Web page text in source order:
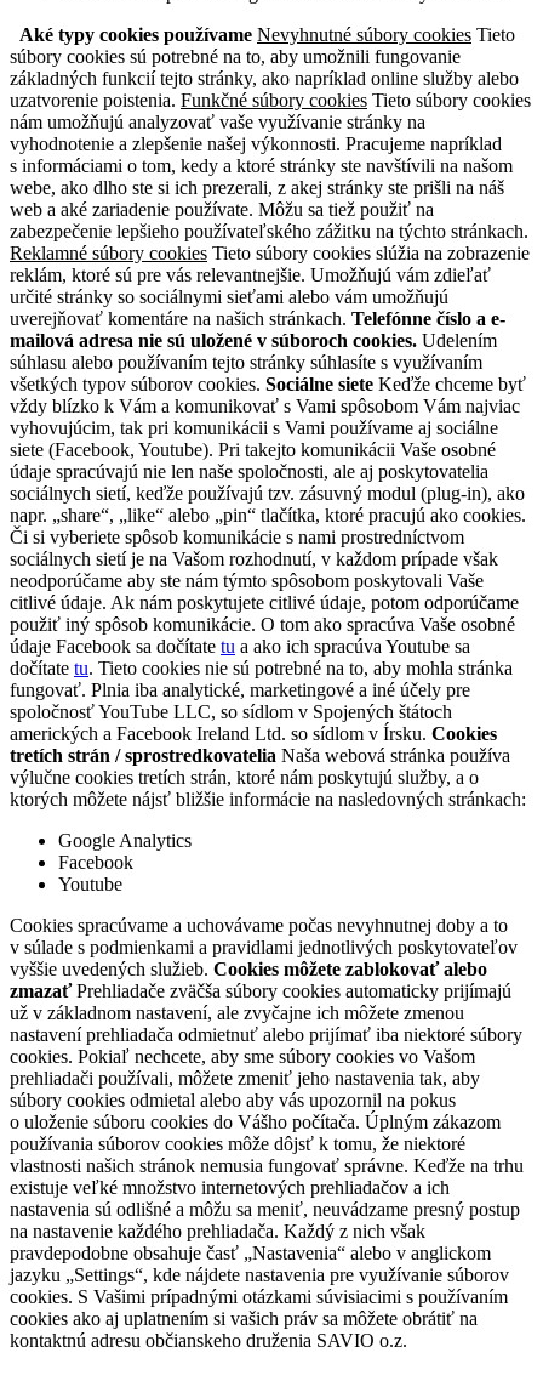
Aké typy cookies používame Nevyhnutné súbory cookies Tieto
súbory cookies sú potrebné na to, aby umožnili fungovanie
základných funkcií tejto stránky, ako napríklad online služby alebo
uzatvorenie poistenia. Funkčné súbory cookies Tieto súbory cookies
nám umožňujú analyzovať vaše využívanie stránky na
vyhodnotenie a zlepšenie našej výkonnosti. Pracujeme napríklad
s informáciami o tom, kedy a ktoré stránky ste navštívili na našom
webe, ako dlho ste si ich prezerali, z akej stránky ste prišli na náš
web a aké zariadenie používate. Môžu sa tiež použiť na
zabezpečenie lepšieho používateľského zážitku na týchto stránkach.
Reklamné súbory cookies Tieto súbory cookies slúžia na zobrazenie
reklám, ktoré sú pre vás relevantnejšie. Umožňujú vám zdieľať
určité stránky so sociálnymi sieťami alebo vám umožňujú
uverejňovať komentáre na našich stránkach. Telefónne číslo a e-
mailová adresa nie sú uložené v súboroch cookies. Udelením
súhlasu alebo používaním tejto stránky súhlasíte s využívaním
všetkých typov súborov cookies. Sociálne siete Keďže chceme byť
vždy blízko k Vám a komunikovať s Vami spôsobom Vám najviac
vyhovujúcim, tak pri komunikácii s Vami používame aj sociálne
siete (Facebook, Youtube). Pri takejto komunikácii Vaše osobné
údaje spracúvajú nie len naše spoločnosti, ale aj poskytovatelia
sociálnych sietí, keďže používajú tzv. zásuvný modul (plug-in), ako
napr. „share“, „like“ alebo „pin“ tlačítka, ktoré pracujú ako cookies.
Či si vyberiete spôsob komunikácie s nami prostredníctvom
sociálnych sietí je na Vašom rozhodnutí, v každom prípade však
neodporúčame aby ste nám týmto spôsobom poskytovali Vaše
citlivé údaje. Ak nám poskytujete citlivé údaje, potom odporúčame
použiť iný spôsob komunikácie. O tom ako spracúva Vaše osobné
údaje Facebook sa dočítate tu a ako ich spracúva Youtube sa
dočítate tu. Tieto cookies nie sú potrebné na to, aby mohla stránka
fungovať. Plnia iba analytické, marketingové a iné účely pre
spoločnosť YouTube LLC, so sídlom v Spojených štátoch
amerických a Facebook Ireland Ltd. so sídlom v Írsku. Cookies
tretích strán / sprostredkovatelia Naša webová stránka používa
výlučne cookies tretích strán, ktoré nám poskytujú služby, a o
ktorých môžete nájsť bližšie informácie na nasledovných stránkach:
Google Analytics
Facebook
Youtube
Cookies spracúvame a uchovávame počas nevyhnutnej doby a to
v súlade s podmienkami a pravidlami jednotlivých poskytovateľov
vyššie uvedených služieb. Cookies môžete zablokovať alebo
zmazaťPrehliadače zväčša súbory cookies automaticky prijímajú
už v základnom nastavení, ale zvyčajne ich môžete zmenou
nastavení prehliadača odmietnuť alebo prijímať iba niektoré súbory
cookies. Pokiaľ nechcete, aby sme súbory cookies vo Vašom
prehliadači používali, môžete zmeniť jeho nastavenia tak, aby
súbory cookies odmietal alebo aby vás upozornil na pokus
o uloženie súboru cookies do Vášho počítača. Úplným zákazom
používania súborov cookies môže dôjsť k tomu, že niektoré
vlastnosti našich stránok nemusia fungovať správne. Keďže na trhu
existuje veľké množstvo internetových prehliadačov a ich
nastavenia sú odlišné a môžu sa meniť, neuvádzame presný postup
na nastavenie každého prehliadača. Každý z nich však
pravdepodobne obsahuje časť „Nastavenia“ alebo v anglickom
jazyku „Settings“, kde nájdete nastavenia pre využívanie súborov
cookies. S Vašimi prípadnými otázkami súvisiacimi s používaním
cookies ako aj uplatnením si vašich práv sa môžete obrátiť na
kontaktnú adresu občianskeho druženia SAVIO o.z.